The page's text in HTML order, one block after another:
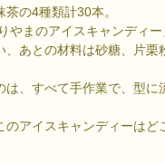
の4種類計30本。
やまのアイスキャンディー
あとの材料は砂糖、片栗
、すべて手作業で、型に
アイスキャンディーはど